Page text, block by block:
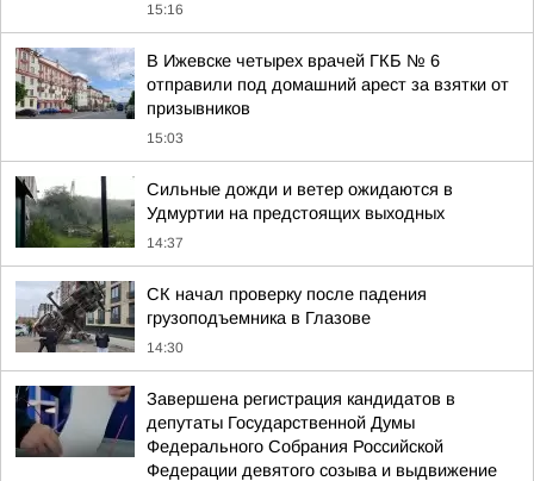
15:16
В Ижевске четырех врачей ГКБ № 6
отправили под домашний арест за взятки от
призывников
15:03
Сильные дожди и ветер ожидаются в
Удмуртии на предстоящих выходных
14:37
СК начал проверку после падения
грузоподъемника в Глазове
14:30
Завершена регистрация кандидатов в
депутаты Государственной Думы
Федерального Собрания Российской
Федерации девятого созыва и выдвижение